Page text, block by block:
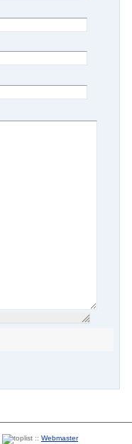
:: Webmaster